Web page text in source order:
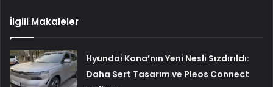
İlgili Makaleler
Hyundai Kona’nın Yeni Nesli Sızdırıldı:
Daha Sert Tasarım ve Pleos Connect